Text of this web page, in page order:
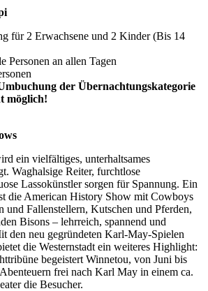
für 2 Erwachsene und 2 Kinder (Bis 14
Personen an allen Tagen
der Übernachtungskategorie
möglich!
ein vielfältiges, unterhaltsames
Waghalsige Reiter, furchtlose
Lassokünstler sorgen für Spannung. Ein
die American History Show mit Cowboys
und Fallenstellern, Kutschen und Pferden,
Bisons – lehrreich, spannend und
den neu gegründeten Karl-May-Spielen
die Westernstadt ein weiteres Highlight:
begeistert Winnetou, von Juni bis
frei nach Karl May in einem ca.
die Besucher.